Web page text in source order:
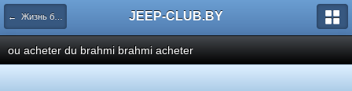
← Жизнь белорусского Jeep клуба JEEP-CLUB.BY
ou acheter du brahmi brahmi acheter